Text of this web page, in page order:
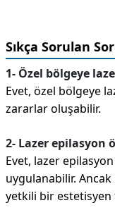
Sıkça Sorulan
1- Özel bölgeye
Evet, özel bölgeye
zararlar oluşabilir.
2- Lazer epilasyon
Evet, lazer
uygulanabilir.
yetkili bir estetisyen